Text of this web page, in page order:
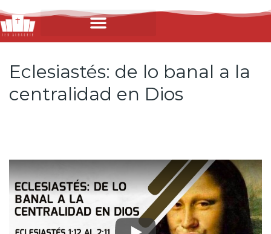
Eclesiastés: de lo banal a la
centralidad en Dios